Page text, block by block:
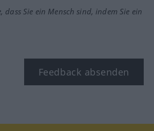
dass Sie ein Mensch sind, indem Sie ein
Feedback absenden